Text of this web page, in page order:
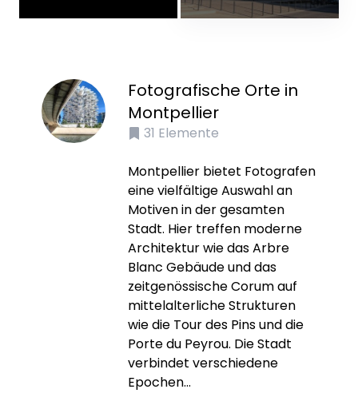
Fotografische Orte in
Montpellier
31 Elemente
Montpellier bietet Fotografen
eine vielfältige Auswahl an
Motiven in der gesamten
Stadt. Hier treffen moderne
Architektur wie das Arbre
Blanc Gebäude und das
zeitgenössische Corum auf
mittelalterliche Strukturen
wie die Tour des Pins und die
Porte du Peyrou. Die Stadt
verbindet verschiedene
Epochen...